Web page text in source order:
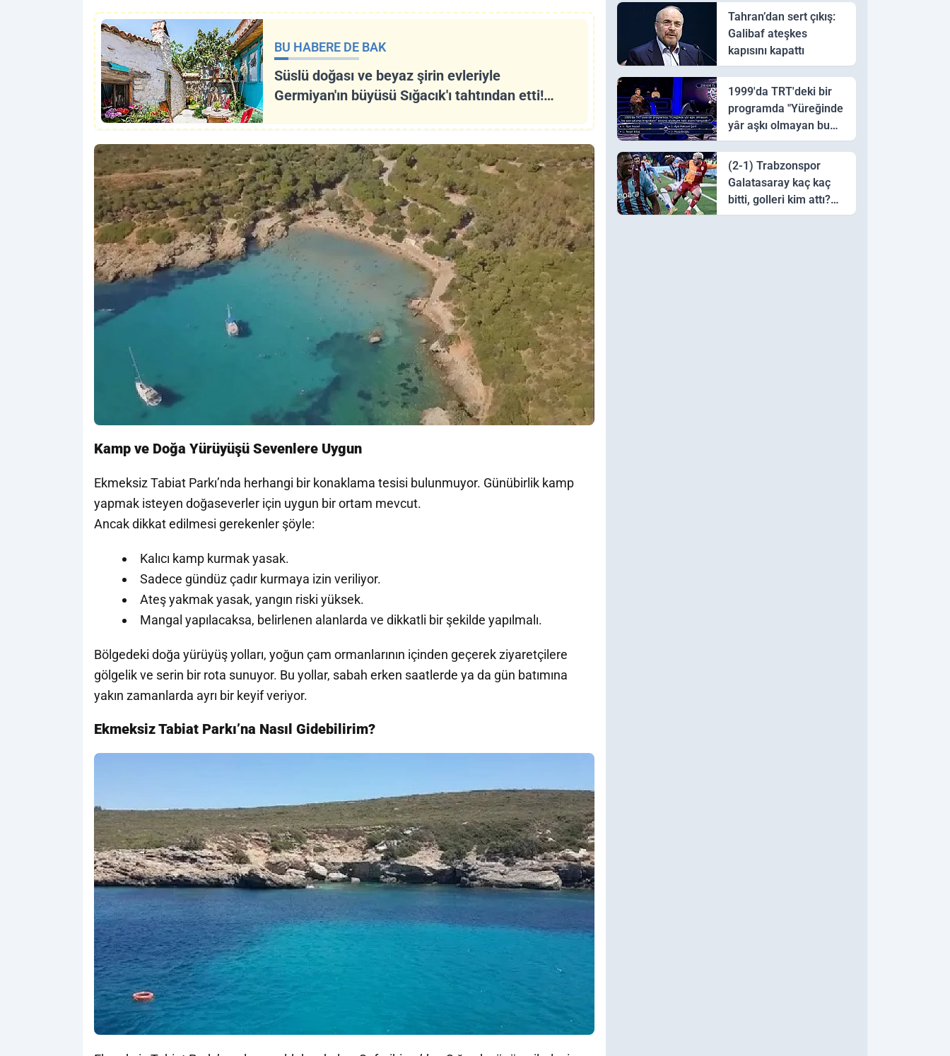
BU HABERE DE BAK
Süslü doğası ve beyaz şirin evleriyle
Germiyan'ın büyüsü Sığacık'ı tahtından etti!
Kamp ve Doğa Yürüyüşü Sevenlere Uygun
Ekmeksiz Tabiat Parkı’nda herhangi bir konaklama tesisi bulunmuyor. Günübirlik kamp
yapmak isteyen doğaseverler için uygun bir ortam mevcut.
Ancak dikkat edilmesi gerekenler şöyle:
Kalıcı kamp kurmak yasak.
Sadece gündüz çadır kurmaya izin veriliyor.
Ateş yakmak yasak, yangın riski yüksek.
Mangal yapılacaksa, belirlenen alanlarda ve dikkatli bir şekilde yapılmalı.
Bölgedeki doğa yürüyüş yolları, yoğun çam ormanlarının içinden geçerek ziyaretçilere
gölgelik ve serin bir rota sunuyor. Bu yollar, sabah erken saatlerde ya da gün batımına
yakın zamanlarda ayrı bir keyif veriyor.
Ekmeksiz Tabiat Parkı’na Nasıl Gidebilirim?
Tahran’dan sert çıkış:
Galibaf ateşkes
kapısını kapattı
1999'da TRT'deki bir
programda "Yüreğinde
yâr aşkı olmayan bu
sazı çalarsa tingirdatır"
sözünü söyleyen halk
ozanı hangisidir?
(2-1) Trabzonspor
Galatasaray kaç kaç
bitti, golleri kim attı?
Trabzonspor